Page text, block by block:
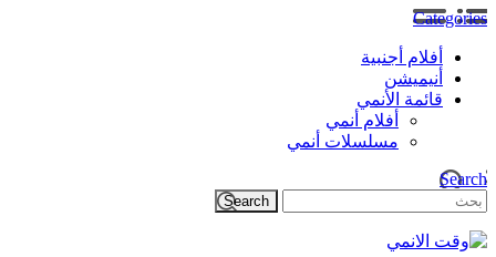
Categories
أفلام أجنبية
أنيميشن
قائمة الأنمي
أفلام أنمي
مسلسلات أنمي
Search